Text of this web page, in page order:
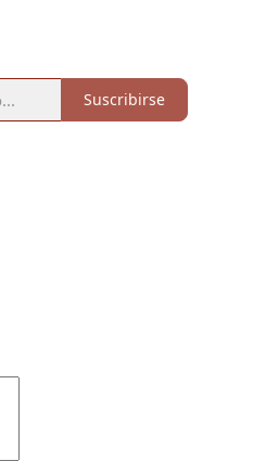
Suscribirse